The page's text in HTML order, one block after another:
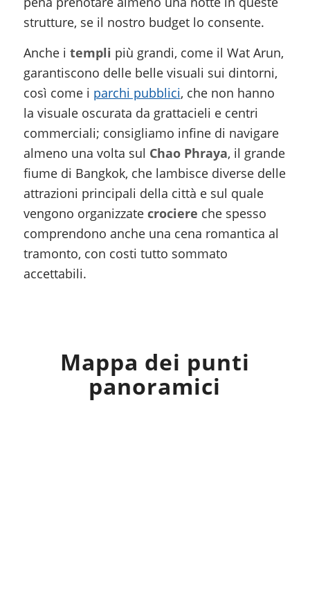
strutture, se il nostro budget lo consente.
Anche i templi più grandi, come il Wat Arun,
garantiscono delle belle visuali sui dintorni,
così come i parchi pubblici, che non hanno
la visuale oscurata da grattacieli e centri
commerciali; consigliamo infine di navigare
almeno una volta sul Chao Phraya, il grande
fiume di Bangkok, che lambisce diverse delle
attrazioni principali della città e sul quale
vengono organizzate crociere che spesso
comprendono anche una cena romantica al
tramonto, con costi tutto sommato
accettabili.
Mappa dei punti
panoramici